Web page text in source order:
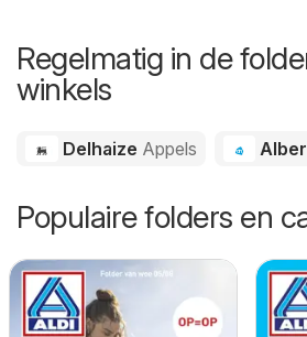
Regelmatig in de
winkels
Delhaize Appels
Populaire folders en